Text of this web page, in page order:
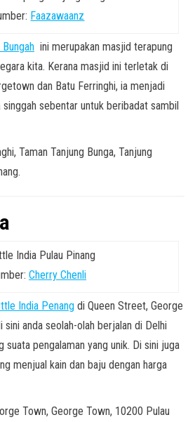
Faazawaanz
ini merupakan masjid terapung
kita. Kerana masjid ini terletak di
dan Batu Ferringhi, ia menjadi
sebentar untuk beribadat sambil
Taman Tanjung Bunga, Tanjung
Cherry Chenli
India Penang di Queen Street, George
anda seolah-olah berjalan di Delhi
suata pengalaman yang unik. Di sini juga
menjual kain dan baju dengan harga
Town, George Town, 10200 Pulau